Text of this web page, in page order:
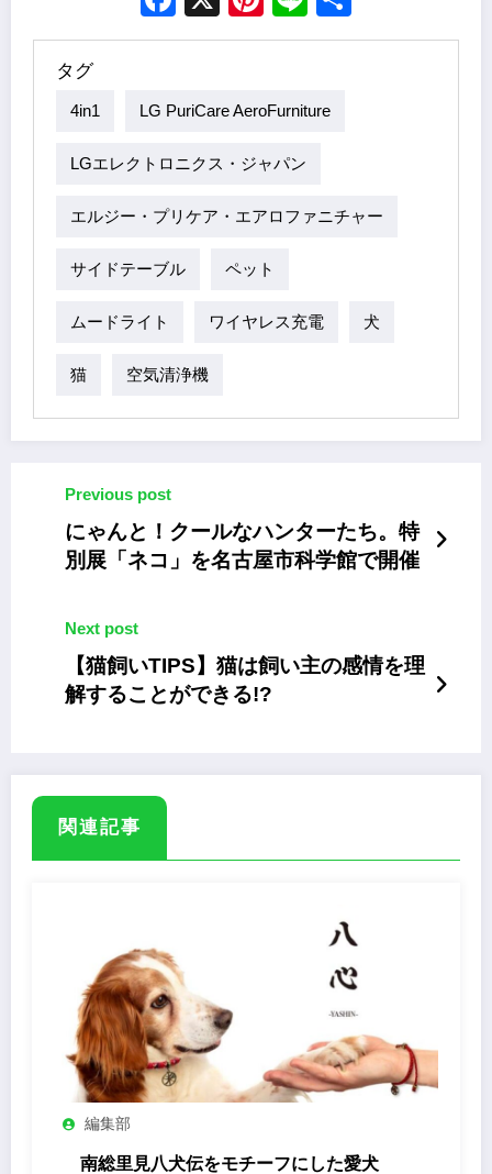
タグ
4in1 LG PuriCare AeroFurniture
LGエレクトロニクス・ジャパン
エルジー・プリケア・エアロファニチャー
サイドテーブル ペット
ムードライト ワイヤレス充電 犬
猫 空気清浄機
Previous post
にゃんと！クールなハンターたち。特
別展「ネコ」を名古屋市科学館で開催
Next post
【猫飼いTIPS】猫は飼い主の感情を理
解することができる!?
関連記事
編集部
南総里見八犬伝をモチーフにした愛犬